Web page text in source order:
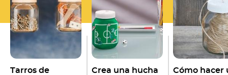
Tarros de
Crea una hucha
Cómo hacer